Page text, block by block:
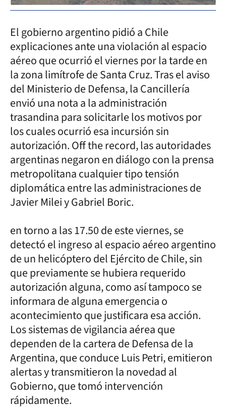
El gobierno argentino pidió a Chile
explicaciones ante una violación al espacio
aéreo que ocurrió el viernes por la tarde en
la zona limítrofe de Santa Cruz. Tras el aviso
del Ministerio de Defensa, la Cancillería
envió una nota a la administración
trasandina para solicitarle los motivos por
los cuales ocurrió esa incursión sin
autorización. Off the record, las autoridades
argentinas negaron en diálogo con la prensa
metropolitana cualquier tipo tensión
diplomática entre las administraciones de
Javier Milei y Gabriel Boric.
en torno a las 17.50 de este viernes, se
detectó el ingreso al espacio aéreo argentino
de un helicóptero del Ejército de Chile, sin
que previamente se hubiera requerido
autorización alguna, como así tampoco se
informara de alguna emergencia o
acontecimiento que justificara esa acción.
Los sistemas de vigilancia aérea que
dependen de la cartera de Defensa de la
Argentina, que conduce Luis Petri, emitieron
alertas y transmitieron la novedad al
Gobierno, que tomó intervención
rápidamente.